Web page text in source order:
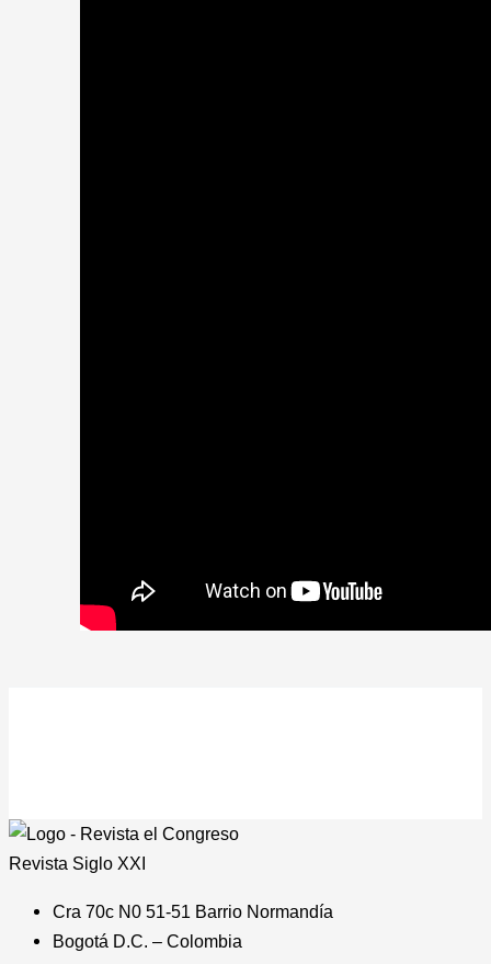
Revista Siglo XXI
Cra 70c N0 51-51 Barrio Normandía
Bogotá D.C. – Colombia